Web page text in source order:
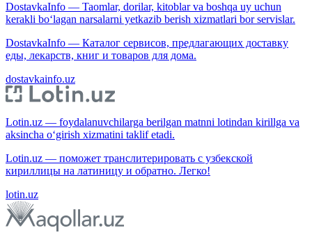
DostavkaInfo — Taomlar, dorilar, kitoblar va boshqa uy uchun
kerakli bo‘lagan narsalarni yetkazib berish xizmatlari bor servislar.
DostavkaInfo — Каталог сервисов, предлагающих доставку
еды, лекарств, книг и товаров для дома.
dostavkainfo.uz
Lotin.uz — foydalanuvchilarga berilgan matnni lotindan kirillga va
aksincha o‘girish xizmatini taklif etadi.
Lotin.uz — поможет транслитерировать с узбекской
кириллицы на латиницу и обратно. Легко!
lotin.uz